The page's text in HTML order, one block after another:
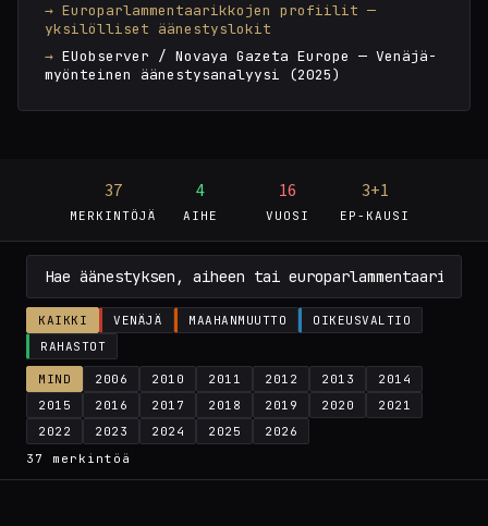
Europarlammentaarikkojen profiilit —
yksilölliset äänestyslokit
EUobserver / Novaya Gazeta Europe — Venäjä-
myönteinen äänestysanalyysi (2025)
37
MERKINTÖJÄ
4
AIHE
16
VUOSI
3+1
EP-KAUSI
KAIKKI VENÄJÄ MAAHANMUUTTO
OIKEUSVALTIO
RAHASTOT
MIND 2006 2010 2011 2012 2013
2014
2015
2016 2017 2018 2019 2020
2021
2022
2023 2024 2025
2026
37 merkintöä